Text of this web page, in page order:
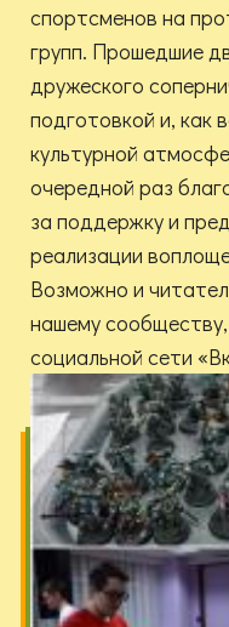
спортсменов на
групп. Прошедшие
дружеского
подготовкой и, как
культурной
очередной раз
за поддержку и
реализации
Возможно и
нашему
социальной сети